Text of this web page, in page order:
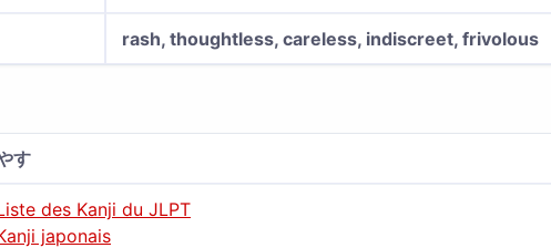
rash, thoughtless, careless, indiscreet, frivolous
す
des Kanji du JLPT
japonais